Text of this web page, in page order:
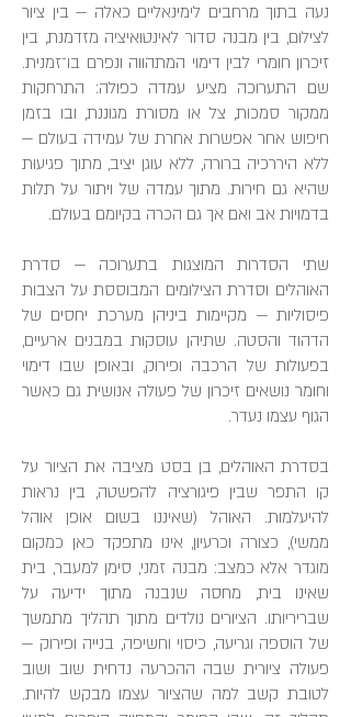
נעה בתוך מרחבים לימינאליים כאלה — בין ציור
לצילום, בין מבנה סדור לאינטואיציה מזדמנת, בין
זיכרון חומרי לבין דימוי המתהווה ונפרם בו־זמנית.
שם התערוכה מציע עמדה כפולה: התרחקות
ממקור סמכות, צל או מסורת מגוננת, ובו בזמן
חיפוש אחר אפשרות אחרת של עמידה בעולם —
ללא היררכיה ברורה, ללא עוגן יציב, מתוך פגיעוּת
שהיא גם חירות. מתוך עמדה של ויתור על תלות
בדמויות אב ואם אך גם הכרה בקיומם בעולם.
שתי הסדרות המוצגות בתערוכה — סדרת
האוהלים וסדרת הצילומים המבוססת על הצבות
פיסוליות — מקיימות ביניהן מערכת יחסים של
הדהוד והסטה. שתיהן עוסקות במבנים ארעיים,
בפעולות של הרכבה ופירוק, ובאופן שבו דימוי
וחומר נושאים זיכרון של פעולה אנושית גם כאשר
הגוף עצמו נעדר.
בסדרת האוהלים, בן בסט מציבה את הציור על
קו התפר שבין פיגורציה להפשטה, בין נראות
להיעלמות. האוהל (שאיננו בשום אופן אוהל
ממשי), כצורה וכרעיון, אינו מתפקד כאן כמקום
מוגדר אלא כמצב: מבנה זמני, סימן למעבר, בית
שאינו בית, מחסה שנבנה מתוך ידיעה על
שבריריותו. הציורים נולדים מתוך תהליך מתמשך
של הוספה וגריעה, כיסוי וחשיפה, בנייה ופירוק —
פעולה ציורית שבה ההכרעה נדחית שוב ושוב
לטובת קשב למה שהציור עצמו מבקש להיות.